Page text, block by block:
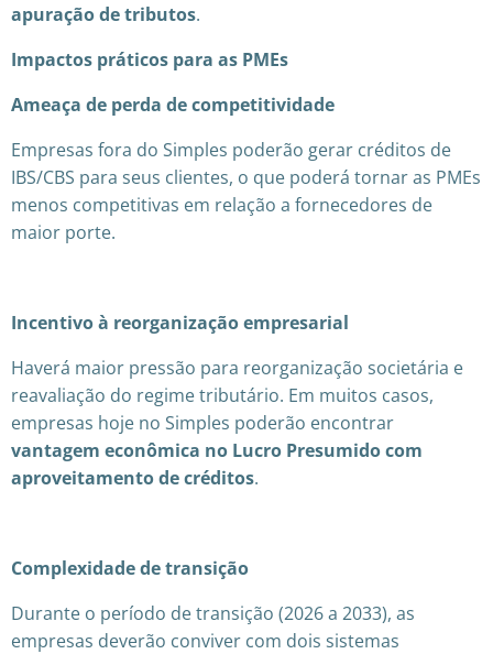
apuração de tributos.
Impactos práticos para as PMEs
Ameaça de perda de competitividade
Empresas fora do Simples poderão gerar créditos de
IBS/CBS para seus clientes, o que poderá tornar as PMEs
menos competitivas em relação a fornecedores de
maior porte.
Incentivo à reorganização empresarial
Haverá maior pressão para reorganização societária e
reavaliação do regime tributário. Em muitos casos,
empresas hoje no Simples poderão encontrar
vantagem econômica no Lucro Presumido com
aproveitamento de créditos.
Complexidade de transição
Durante o período de transição (2026 a 2033), as
empresas deverão conviver com dois sistemas